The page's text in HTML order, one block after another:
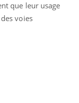
que leur usage
voies